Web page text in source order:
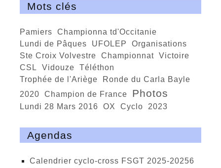
Mots clés
Pamiers
championna td'Occitanie
Lundi de Pâques
UFOLEP
organisations
Ste Croix Volvestre
Championnat
victoire
CSL
Vidouze
téléthon
trophée de l'Ariège
ronde du Carla Bayle
2020
Champion de France photos
Lundi 28 Mars 2016 OX cyclo 2023
Agendas
calendrier cyclo-cross FSGT 2025-20256